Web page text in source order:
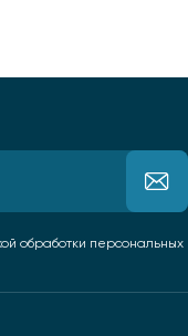
обработки персональных